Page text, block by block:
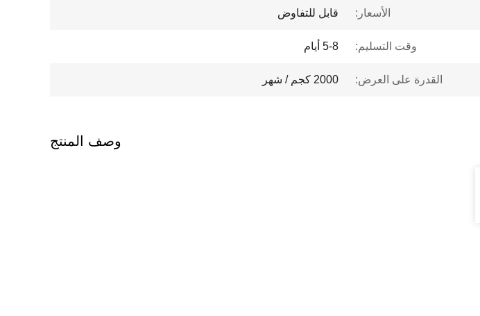
الأسعار: قابل للتفاوض
وقت التسليم: 5-8 أيام
القدرة على العرض: 2000 كجم / شهر
وصف المنتج